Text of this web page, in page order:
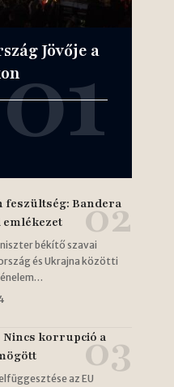
Jövője a
Bandera
békítő szavai
és Ukrajna közötti
Nincs korrupció a
az EU